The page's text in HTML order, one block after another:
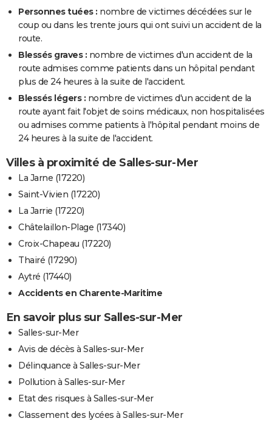
Personnes tuées : nombre de victimes décédées sur le
coup ou dans les trente jours qui ont suivi un accident de la
route.
Blessés graves : nombre de victimes d'un accident de la
route admises comme patients dans un hôpital pendant
plus de 24 heures à la suite de l'accident.
Blessés légers : nombre de victimes d'un accident de la
route ayant fait l'objet de soins médicaux, non hospitalisées
ou admises comme patients à l'hôpital pendant moins de
24 heures à la suite de l'accident.
Villes à proximité de Salles-sur-Mer
La Jarne (17220)
Saint-Vivien (17220)
La Jarrie (17220)
Châtelaillon-Plage (17340)
Croix-Chapeau (17220)
Thairé (17290)
Aytré (17440)
Accidents en Charente-Maritime
En savoir plus sur Salles-sur-Mer
Salles-sur-Mer
Avis de décès à Salles-sur-Mer
Délinquance à Salles-sur-Mer
Pollution à Salles-sur-Mer
Etat des risques à Salles-sur-Mer
Classement des lycées à Salles-sur-Mer